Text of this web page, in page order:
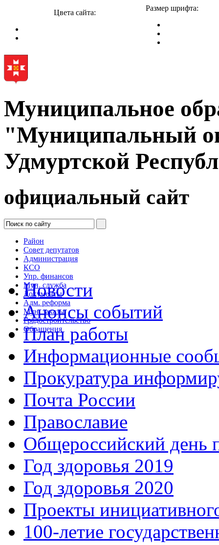
Цвета сайта:
Размер шрифта:
Муниципальное
"Муниципальный
Удмуртской
официальный сайт
Район
Совет депутатов
Администрация
КСО
Упр. финансов
Мун. служба
Документы
Адм. реформа
Мун. заказы
Градостроительство
Обращения
Новости
Анонсы событий
План работы
Информационные
Прокуратура
Почта России
Православие
Общероссийский день
Год здоровья 2019
Год здоровья 2020
Проекты
100-летие